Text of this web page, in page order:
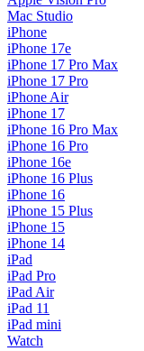
Mac Studio
iPhone
iPhone 17e
iPhone 17 Pro Max
iPhone 17 Pro
iPhone Air
iPhone 17
iPhone 16 Pro Max
iPhone 16 Pro
iPhone 16e
iPhone 16 Plus
iPhone 16
iPhone 15 Plus
iPhone 15
iPhone 14
iPad
iPad Pro
iPad Air
iPad 11
iPad mini
Watch